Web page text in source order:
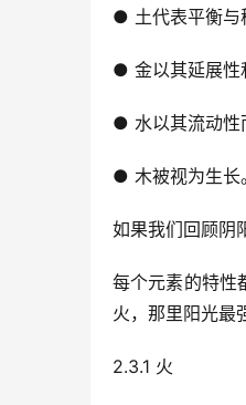
● 土代表平衡与
● 金以其延展性
● 水以其流动性
● 木被视为生长。
如果我们回顾阴
每个元素的特性
火，那里阳光最
2.3.1 火